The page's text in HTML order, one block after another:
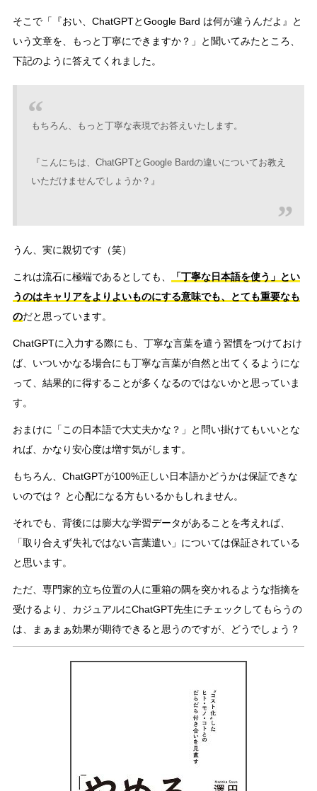
そこで「『おい、ChatGPTとGoogle Bard は何が違うんだよ』と
いう文章を、もっと丁寧にできますか？」と聞いてみたところ、
下記のように答えてくれました。
もちろん、もっと丁寧な表現でお答えいたします。
『こんにちは、ChatGPTとGoogle Bardの違いについてお教え
いただけませんでしょうか？』
うん、実に親切です（笑）
これは流石に極端であるとしても、
「丁寧な日本語を使う」とい
うのはキャリアをよりよいものにする意味でも、とても重要なも
のだと思っています。
ChatGPTに入力する際にも、丁寧な言葉を遣う習慣をつけておけ
ば、いついかなる場合にも丁寧な言葉が自然と出てくるようにな
って、結果的に得することが多くなるのではないかと思っていま
す。
おまけに「この日本語で大丈夫かな？」と問い掛けてもいいとな
れば、かなり安心度は増す気がします。
もちろん、ChatGPTが100%正しい日本語かどうかは保証できな
いのでは？ と心配になる方もいるかもしれません。
それでも、背後には膨大な学習データがあることを考えれば、
「取り合えず失礼ではない言葉遣い」については保証されている
と思います。
ただ、専門家的立ち位置の人に重箱の隅を突かれるような指摘を
受けるより、カジュアルにChatGPT先生にチェックしてもらうの
は、まぁまぁ効果が期待できると思うのですが、どうでしょう？